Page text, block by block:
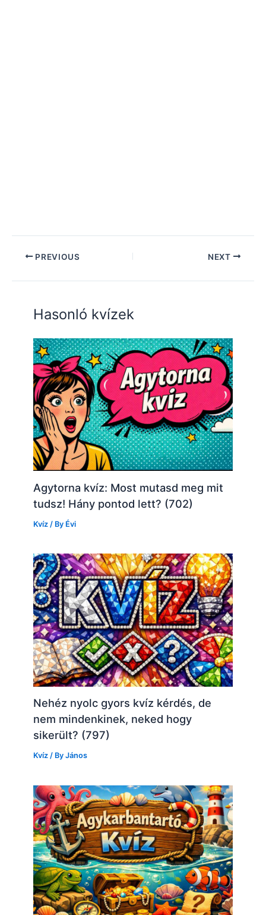
PREVIOUS NEXT
Hasonló kvízek
Agytorna kvíz: Most mutasd meg mit
tudsz! Hány pontod lett? (702)
Kvíz / By Évi
Nehéz nyolc gyors kvíz kérdés, de
nem mindenkinek, neked hogy
sikerült? (797)
Kvíz / ByJános